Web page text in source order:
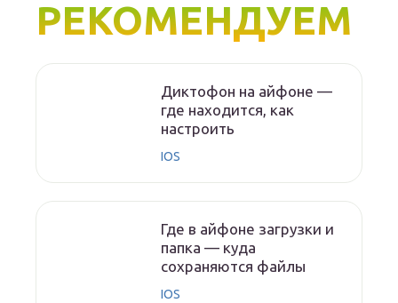
РЕКОМЕНДУЕМ
Диктофон на айфоне —
где находится, как
настроить
IOS
Где в айфоне загрузки и
папка — куда
сохраняются файлы
IOS